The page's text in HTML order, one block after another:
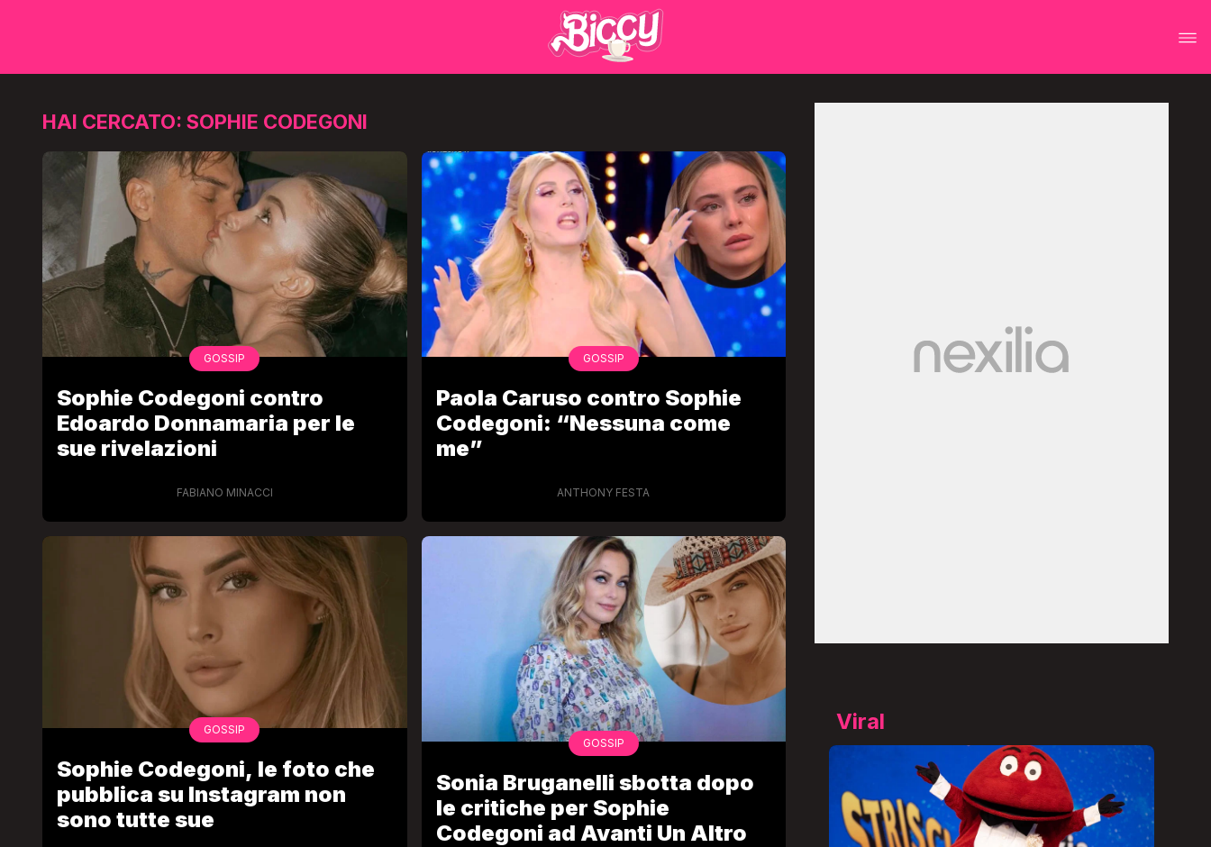
HAI CERCATO: SOPHIE CODEGONI
GOSSIP
Sophie Codegoni contro
Edoardo Donnamaria per le
sue rivelazioni
FABIANO MINACCI
GOSSIP
Paola Caruso contro Sophie
Codegoni: “Nessuna come
me”
ANTHONY FESTA
GOSSIP
Sophie Codegoni, le foto che
pubblica su Instagram non
sono tutte sue
GOSSIP
Sonia Bruganelli sbotta dopo
le critiche per Sophie
Codegoni ad Avanti Un Altro
Viral